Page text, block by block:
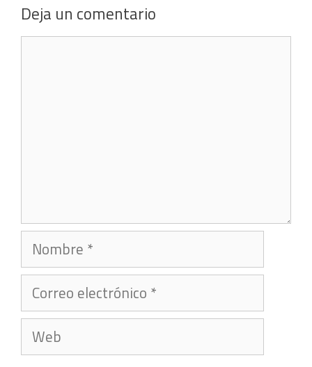
Deja un comentario
Nombre
Correo
electrónico
Web